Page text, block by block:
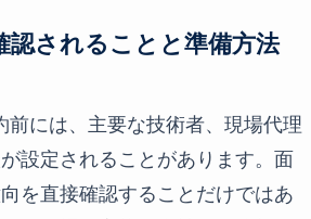
認されることと準備方法
前には、主要な技術者、現場代理
設定されることがあります。面
を直接確認することだけではあ